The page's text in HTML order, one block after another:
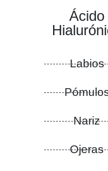
Ácido
Labios
Nariz
Ojeras